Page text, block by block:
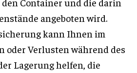
angeboten wird.
kann Ihnen im
oder Verlusten während des
Lagerung helfen, die